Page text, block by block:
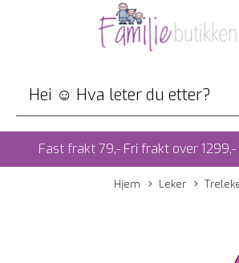
Fast frakt 79,- Fri frakt over 1299,-
Hjem Leker